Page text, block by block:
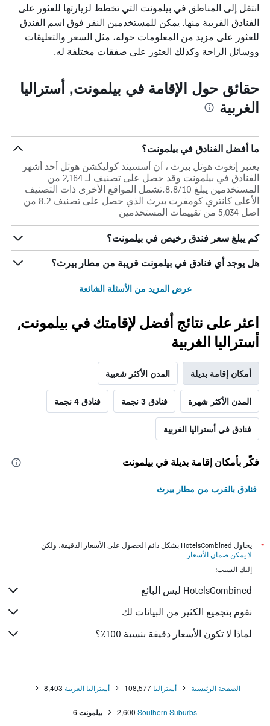
انتقل إلى المناطق في بيلمونت التي تخطط لزيارتها للعثور على
الفنادق القريبة منها. يمكن للمستخدمين النقر فوق اسم الفندق
للعثور على مزيد من المعلومات حوله، مثل السعر والتعليقات
ووسائل الراحة وكذلك العثور على صفقات مختلفة له.
حقائق حول الإقامة في بيلمونت, أستراليا
الغربية
ما أفضل الفنادق في بيلمونت؟
يعتبر إنغوت هوتل بيرث ، آن أسسيند كوليكشن هوتل أحد أشهر
الفنادق في بيلمونت وقد حصل على تصنيف لـ 2,164 من
المستخدمين يبلغ 8.8/10.تشمل المواقع الأخرى ذات التصنيف
الأعلى كانتري كومفرت بيرث الذي حصل على تصنيف 8.2 من
اصل 5,034 من تقييمات المستخدمين
كم يبلغ سعر فندق رخيص في بيلمونت؟
هل يوجد أي فنادق في بيلمونت قريبة من مطار بيرث؟
عرض المزيد من الأسئلة الشائعة
اعثر على نتائج أفضل لإقامتك في بيلمونت,
أستراليا الغربية
أمكان إقامة بديلة المدن الأكثر شعبية
المدن الأكثر شهرة فنادق 3 نجمة فنادق 4 نجمة
فنادق في أستراليا الغربية
فكّر بأمكان إقامة بديلة في بيلمونت
فنادق بالقرب من مطار بيرث
*
يحاول HotelsCombined بشكل دائم الحصول على الأسعار الدقيقة، ولكن
لا يمكن ضمان الأسعار .
إليك السبب:
HotelsCombined ليس البائع
نقوم بتجميع الكثير من البيانات لك
لماذا لا تكون الأسعار دقيقة بنسبة 100٪؟
الصفحة الرئيسية أستراليا 108,577 أستراليا الغربية 8,403
Southern Suburbs
2,600 بيلمونت 6